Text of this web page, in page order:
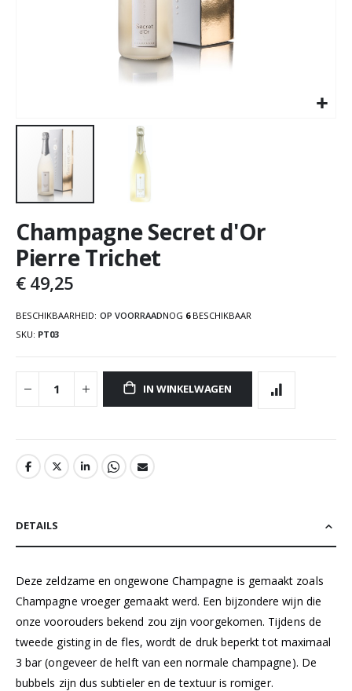
Champagne Secret d'Or
Pierre Trichet
€ 49,25
BESCHIKBAARHEID: OP VOORRAADNOG 6BESCHIKBAAR
SKU PT03
IN WINKELWAGEN
DETAILS
Deze zeldzame en ongewone Champagne is gemaakt zoals
Champagne vroeger gemaakt werd. Een bijzondere wijn die
onze voorouders bekend zou zijn voorgekomen. Tijdens de
tweede gisting in de fles, wordt de druk beperkt tot maximaal
3 bar (ongeveer de helft van een normale champagne). De
bubbels zijn dus subtieler en de textuur is romiger.